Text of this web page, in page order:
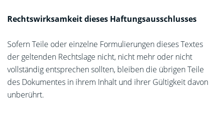
Rechtswirksamkeit dieses Haftungsausschlusses
Sofern Teile oder einzelne Formulierungen dieses Textes
der geltenden Rechtslage nicht, nicht mehr oder nicht
vollständig entsprechen sollten, bleiben die übrigen Teile
des Dokumentes in ihrem Inhalt und ihrer Gültigkeit davon
unberührt.